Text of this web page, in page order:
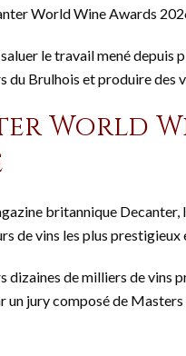
World Wine Awards
le travail mené depuis
du Brulhois et produire des
World
britannique
de vins les plus
dizaines de milliers de
un jury composé de